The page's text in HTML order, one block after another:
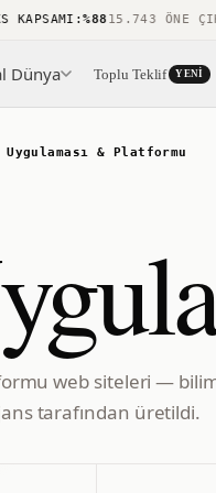
:%8815.743 ÖNE
Dünya Toplu Teklif YENI
& Platformu
web siteleri —
tarafından üretildi.